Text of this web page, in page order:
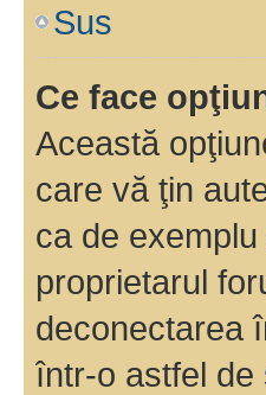
Sus
Ce face
Această
care vă ţin
ca de
proprietarul
deconectarea
într-o astfel de